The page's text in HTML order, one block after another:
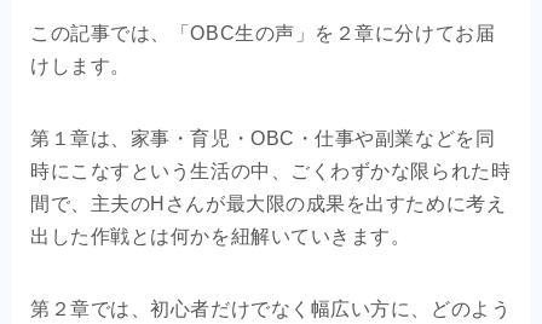
OEM商品×自社EC
お問い合わせ
この記事では、「OBC生の声」を２章に分けてお届
けします。
第１章は、家事・育児・OBC・仕事や副業などを同
時にこなすという生活の中、ごくわずかな限られた時
間で、主夫のHさんが最大限の成果を出すために考え
出した作戦とは何かを紐解いていきます。
第２章では、初心者だけでなく幅広い方に、どのよう